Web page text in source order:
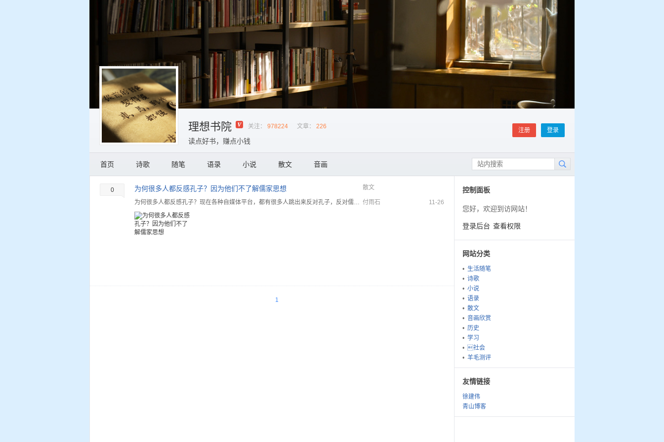
注册 登录
理想书院 关注： 978224 文章： 226
读点好书，赚点小钱
首页 诗歌 随笔 语录 小说 散文 音画
0 为何很多人都反感孔子？因为他们不了解儒家思想 散文
为何很多人都反感孔子？现在各种自媒体平台，都有很多人跳出来反对孔子，反对儒家，其实这些人根本不了解孔... 付雨石 11-26
1
控制面板
您好，欢迎到访网站！
登录后台 查看权限
网站分类
生活随笔
诗歌
小说
语录
散文
音画欣赏
历史
学习
社会
羊毛测评
友情链接
徐建伟
青山博客